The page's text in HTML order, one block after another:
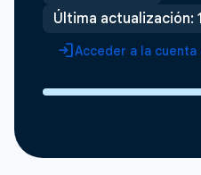
Última actualización:
Acceder a la cuenta